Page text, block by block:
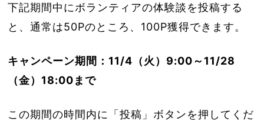
下記期間中にボランティアの体験談を投稿する
と、通常は50Pのところ、100P獲得できます。
キャンペーン期間：11/4（火）9:00～11/28
（金）18:00まで
この期間の時間内に「投稿」ボタンを押してくだ